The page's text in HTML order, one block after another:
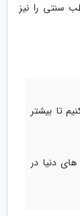
سنتی را نیز
تا بیشتر
دنیا در